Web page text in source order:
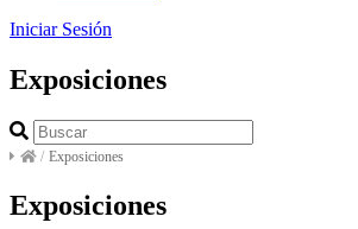
Iniciar Sesión
Exposiciones
/ Exposiciones
Exposiciones